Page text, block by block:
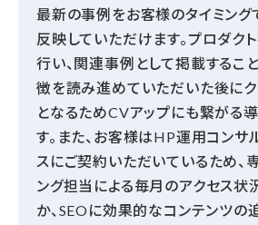
最新の事例をお客様のタイミン
反映していただけます。プロダク
行い、関連事例として掲載するこ
徴を読み進めていただいた後に
となるためCVアップにも繋がる
す。また、お客様はHP運用コンサ
スにご契約いただいているため、
ング担当による毎月のアクセス状
か、SEOに効果的なコンテンツ